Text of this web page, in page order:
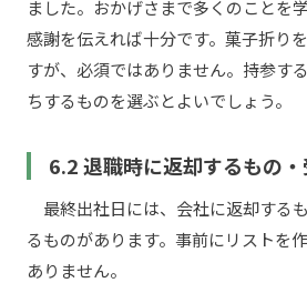
ました。おかげさまで多くのことを
感謝を伝えれば十分です。菓子折り
すが、必須ではありません。持参す
ちするものを選ぶとよいでしょう。
6.2 退職時に返却するもの
最終出社日には、会社に返却する
るものがあります。事前にリストを
ありません。